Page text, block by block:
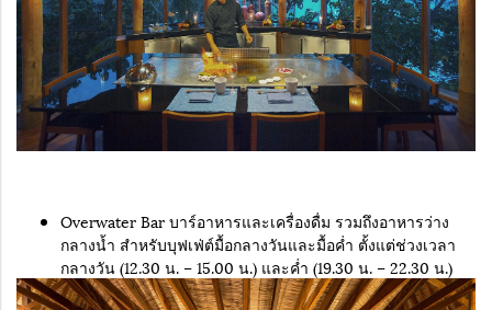
Overwater Bar บาร์อาหารและเครื่องดื่ม รวมถึงอาหารว่าง
กลางน้ำ สำหรับบุฟเฟ่ต์มื้อกลางวันและมื้อค่ำ ตั้งแต่ช่วงเวลา
กลางวัน (12.30 น. – 15.00 น.) และค่ำ (19.30 น. – 22.30 น.)